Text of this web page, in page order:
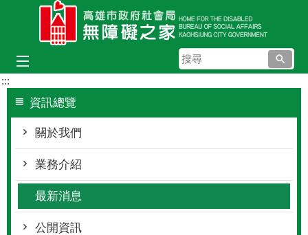
跳到主要內容區塊
搜
尋
:::
資訊總覽
關於我們
業務介紹
最新消息
公開資訊